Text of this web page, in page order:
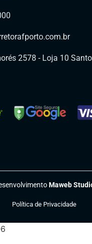
2578 - Loja 10
Maweb
Política de Privacidade